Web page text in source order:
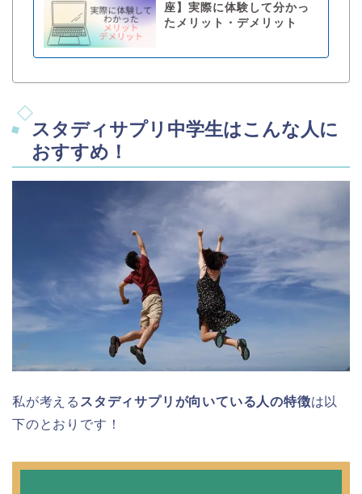
座】実際に体験して分かっ
たメリット・デメリット
スタディサプリ中学生はこんな人に
おすすめ！
私が考える スタディサプリが向いている人の特徴は以
下のとおりです！